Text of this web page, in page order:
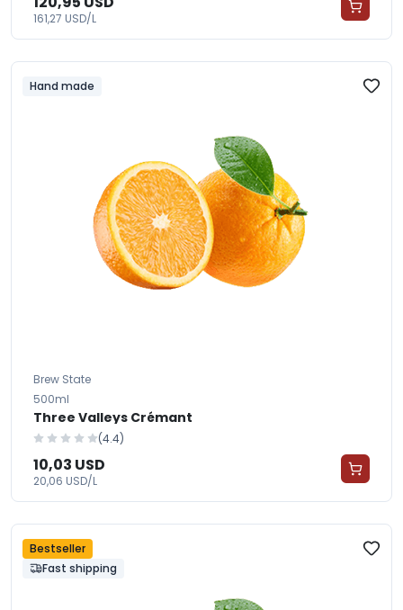
161,27 USD/L
Hand made
Brew State
500ml
Three Valleys Crémant
(4.4)
10,03 USD
20,06 USD/L
Bestseller
Fast shipping